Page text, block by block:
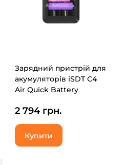
Зарядний пристрій для
акумуляторів iSDT C4
Air Quick Battery
2 794 грн.
Купити